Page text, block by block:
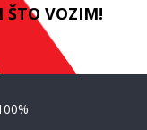
ŠTO VOZIM!